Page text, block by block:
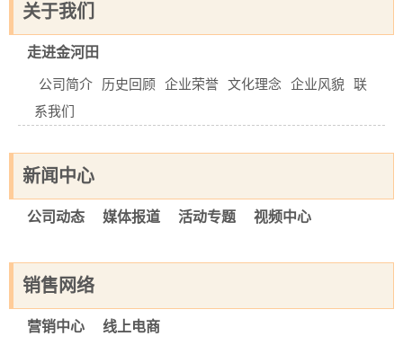
关于我们
走进金河田
公司简介 历史回顾 企业荣誉 文化理念 企业风貌
联
系我们
新闻中心
公司动态 媒体报道 活动专题 视频中心
销售网络
营销中心 线上电商